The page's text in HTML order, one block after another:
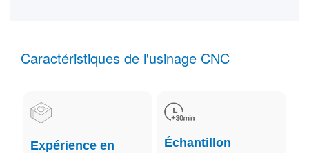
Caractéristiques de l'usinage CNC
Expérience en
Échantillon